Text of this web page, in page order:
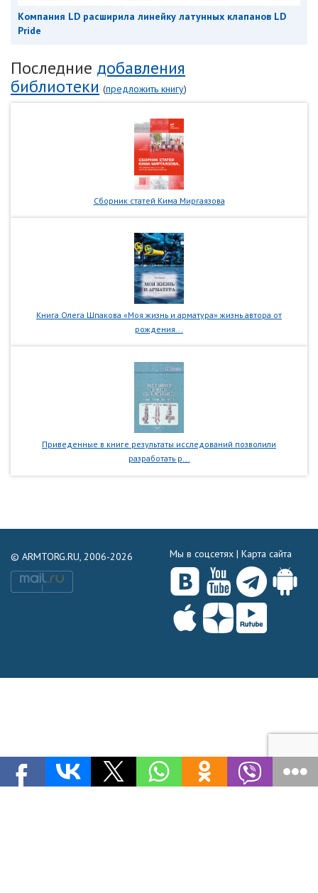
Компания LD расширила линейку латунных клапанов LD
Pride
Последние добавления
библиотеки (предложить книгу)
Сборник статей Кима Миргаязова
Книга Олега Шпакова «Моя жизнь и арматура» жизнь автора от
рождения...
Приведенные в книге результаты исследований позволили
разработать р...
© ARMTORG.RU, 2006-2026 Мы в соцсетях | Карта сайта